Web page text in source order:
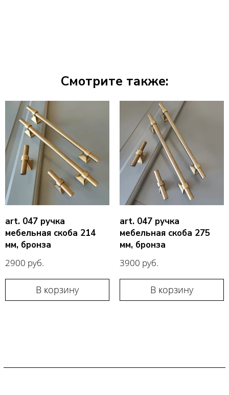
Смотрите также:
art. 047 ручка
мебельная скоба 214
мм, бронза
2900 руб.
В корзину
art. 047 ручка
мебельная скоба 275
мм, бронза
3900 руб.
В корзину